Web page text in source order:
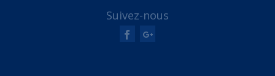
Suivez-nous